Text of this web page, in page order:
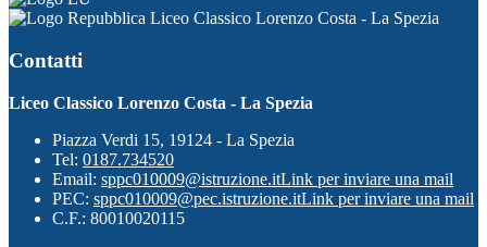
Liceo Classico Lorenzo Costa - La Spezia
Contatti
Liceo Classico Lorenzo Costa - La Spezia
Piazza Verdi 15, 19124 - La Spezia
Tel: 0187.734520
Email: sppc010009@istruzione.itLink per inviare una mail
PEC: sppc010009@pec.istruzione.itLink per inviare una mail
C.F.: 80010020115